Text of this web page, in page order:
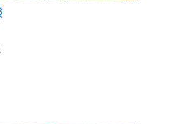
には、MyIDが必
TVを含むCCNetの
ためのIDです。